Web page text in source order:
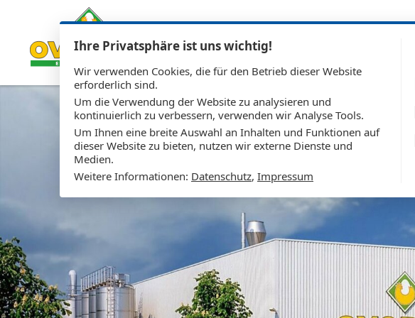
Ihre Privatsphäre ist uns wichtig!
Wir verwenden Cookies, die für den Betrieb dieser Website
erforderlich sind.
Um die Verwendung der Website zu analysieren und
kontinuierlich zu verbessern, verwenden wir Analyse Tools.
Um Ihnen eine breite Auswahl an Inhalten und Funktionen auf
dieser Website zu bieten, nutzen wir externe Dienste und
Medien.
Weitere Informationen: Datenschutz, Impressum